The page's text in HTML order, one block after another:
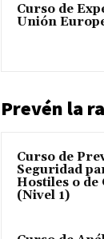
Curso de
Unión
Prevén la
Curso de
Seguridad
Hostiles o de
(Nivel 1)